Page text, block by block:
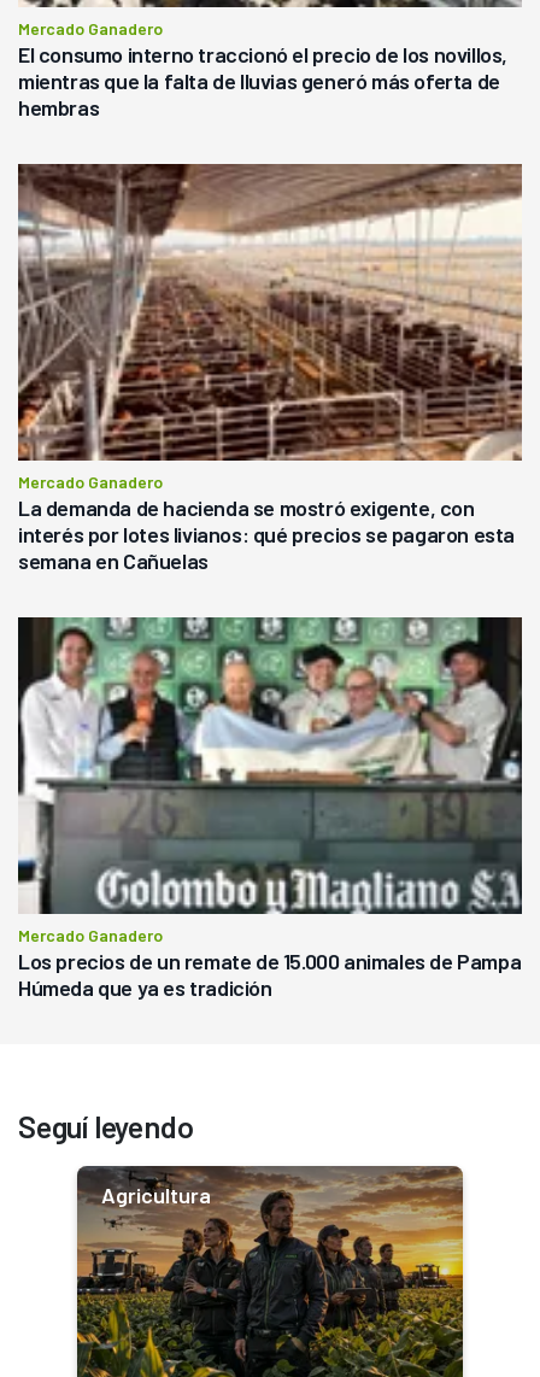
Mercado Ganadero
El consumo interno traccionó el precio de los novillos,
mientras que la falta de lluvias generó más oferta de
hembras
Mercado Ganadero
La demanda de hacienda se mostró exigente, con
interés por lotes livianos: qué precios se pagaron esta
semana en Cañuelas
Mercado Ganadero
Los precios de un remate de 15.000 animales de Pampa
Húmeda que ya es tradición
Seguí leyendo
Agricultura